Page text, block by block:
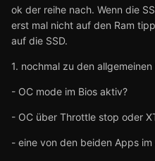
ok der reihe nach. Wenn die
erst mal nicht auf den Ram
auf die SSD.
1. nochmal zu den allgemeinen
- OC mode im Bios aktiv?
- OC über Throttle stop oder
- eine von den beiden Apps im